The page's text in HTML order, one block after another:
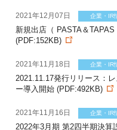
2021年12月07日 企業・IR
新規出店（ PASTA＆
(PDF:152KB)
2021年11月18日 企業・IR
2021.11.17発行リリース：
ー導入開始 (PDF:492KB)
2021年11月16日 企業・IR
2022年3月期 第2四半期決算